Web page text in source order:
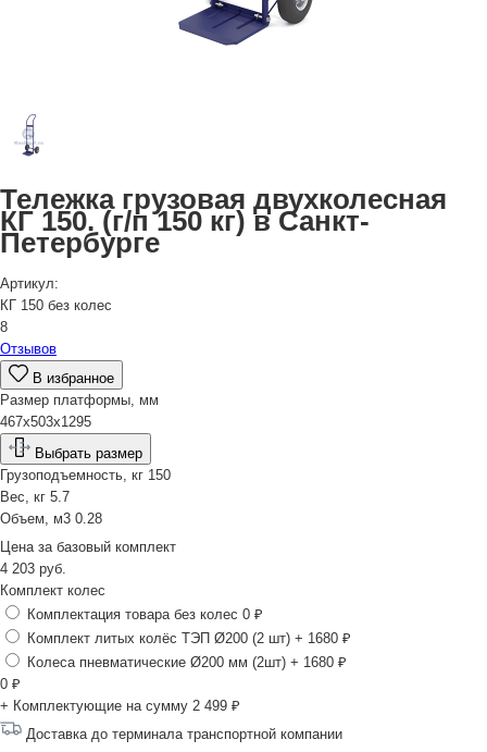
Тележка грузовая двухколесная
КГ 150. (г/п 150 кг) в Санкт-
Петербурге
Артикул:
КГ 150 без колес
8
Отзывов
В избранное
Размер платформы, мм
467х503х1295
Выбрать размер
Грузоподъемность, кг 150
Вес, кг 5.7
Объем, м3 0.28
Цена за базовый комплект
4 203 руб.
Комплект колес
Комплектация товара без колес 0 ₽
Комплект литых колёс ТЭП Ø200 (2 шт) + 1680 ₽
Колеса пневматические Ø200 мм (2шт) + 1680 ₽
0 ₽
+ Комплектующие на сумму 2 499 ₽
Доставка до терминала транспортной компании